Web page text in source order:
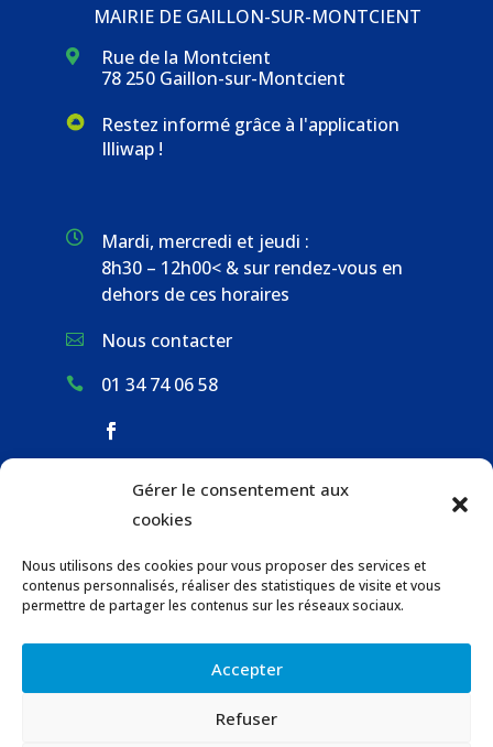
Gérer le consentement aux
cookies
Nous utilisons des cookies pour vous proposer des services et
contenus personnalisés, réaliser des statistiques de visite et vous
permettre de partager les contenus sur les réseaux sociaux.
Accepter
Refuser
MAIRIE DE GAILLON-SUR-MONTCIENT

Rue de la Montcient
78 250 Gaillon-sur-Montcient
Restez informé grâce à l'application
Illiwap !

Mardi, mercredi et jeudi :
8h30 – 12h00< & sur rendez-vous en
dehors de ces horaires
 Nous contacter
 01 34 74 06 58
GESTION DES DÉCHETS
URBANISME
COMMUNICATIONS DE LA MAIRIE
LOCATION DE SALLES COMMUNALES